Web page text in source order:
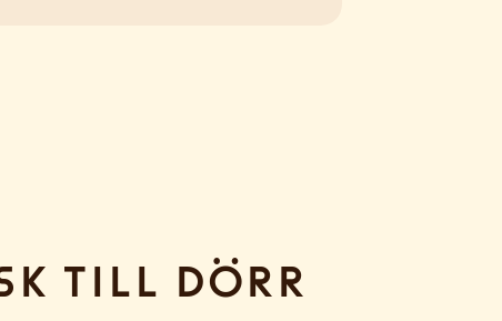
till dörr